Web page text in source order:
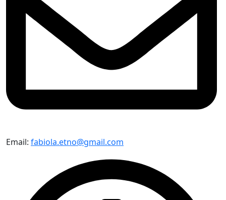
Email: fabiola.etno@gmail.com